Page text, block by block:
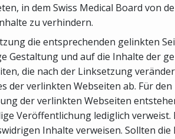
in dem Swiss Medical Board von
zu verhindern.
die entsprechenden gelinkten
und auf die Inhalte der
die nach der Linksetzung
der verlinkten Webseiten ab. Für
der verlinkten Webseiten
Veröffentlichung lediglich verweist.
Inhalte verweisen. Sollten